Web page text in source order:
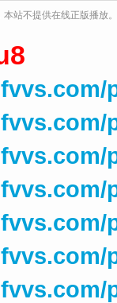
站不提供在线正版播放。